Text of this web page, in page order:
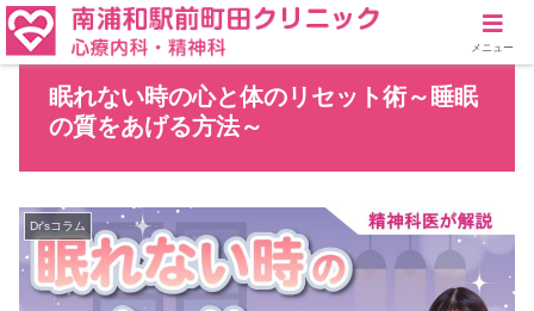
眠れない時の心と体のリセット術～睡眠
の質をあげる方法～
Dr'sコラム
メニュー